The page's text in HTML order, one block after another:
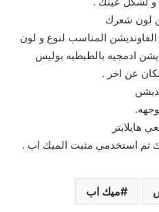
المناسب لنوع و لون
ادمجيه بالطبطبه بوليس
عن اخر .
ميك اب